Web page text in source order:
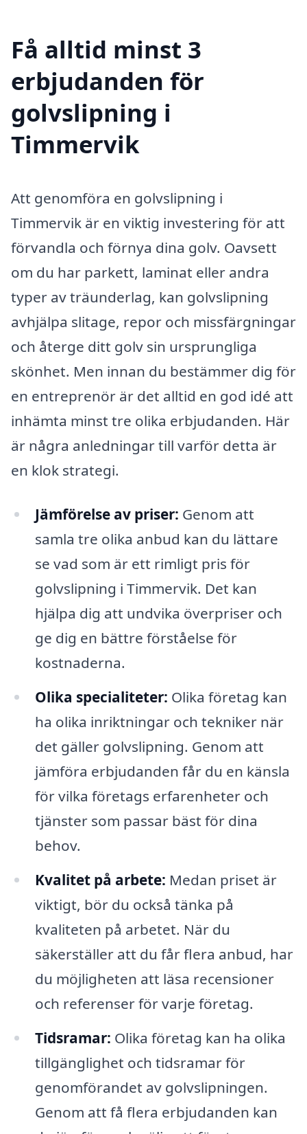
Få alltid minst 3
erbjudanden för
golvslipning i
Timmervik
Att genomföra en golvslipning i
Timmervik är en viktig investering för att
förvandla och förnya dina golv. Oavsett
om du har parkett, laminat eller andra
typer av träunderlag, kan golvslipning
avhjälpa slitage, repor och missfärgningar
och återge ditt golv sin ursprungliga
skönhet. Men innan du bestämmer dig för
en entreprenör är det alltid en god idé att
inhämta minst tre olika erbjudanden. Här
är några anledningar till varför detta är
en klok strategi.
Jämförelse av priser: Genom att
samla tre olika anbud kan du lättare
se vad som är ett rimligt pris för
golvslipning i Timmervik. Det kan
hjälpa dig att undvika överpriser och
ge dig en bättre förståelse för
kostnaderna.
Olika specialiteter: Olika företag kan
ha olika inriktningar och tekniker när
det gäller golvslipning. Genom att
jämföra erbjudanden får du en känsla
för vilka företags erfarenheter och
tjänster som passar bäst för dina
behov.
Kvalitet på arbete: Medan priset är
viktigt, bör du också tänka på
kvaliteten på arbetet. När du
säkerställer att du får flera anbud, har
du möjligheten att läsa recensioner
och referenser för varje företag.
Tidsramar: Olika företag kan ha olika
tillgänglighet och tidsramar för
genomförandet av golvslipningen.
Genom att få flera erbjudanden kan